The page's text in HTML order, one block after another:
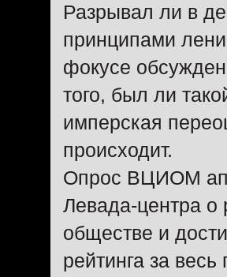
Разрывал ли в
принципами
фокусе
того, был ли
имперская
происходит.
Опрос ВЦИОМ
Левада-центра о
обществе и
рейтинга за